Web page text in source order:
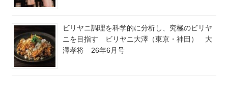
ビリヤニ調理を科学的に分析し、究極のビリヤ
ニを目指す ビリヤニ大澤（東京・神田） 大
澤孝将 26年6月号